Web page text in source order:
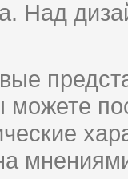
Над
можете